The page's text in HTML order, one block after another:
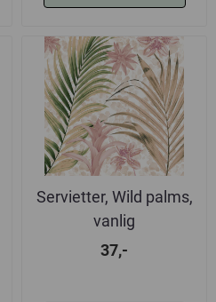
Servietter, Wild palms,
vanlig
37,-